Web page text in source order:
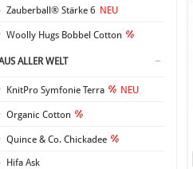
Zauberball® Stärke 6 NEU
Woolly Hugs Bobbel Cotton
ALLER WELT
KnitPro Symfonie Terra NEU
Organic Cotton
Quince & Co. Chickadee
Hifa Ask